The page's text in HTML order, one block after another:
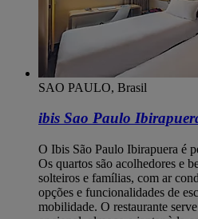
SAO PAULO, Brasil
ibis Sao Paulo
O Ibis São Paulo Ibirapuera é
Os quartos são acolhedores e
solteiros e famílias, com ar
opções e funcionalidades de
mobilidade. O restaurante